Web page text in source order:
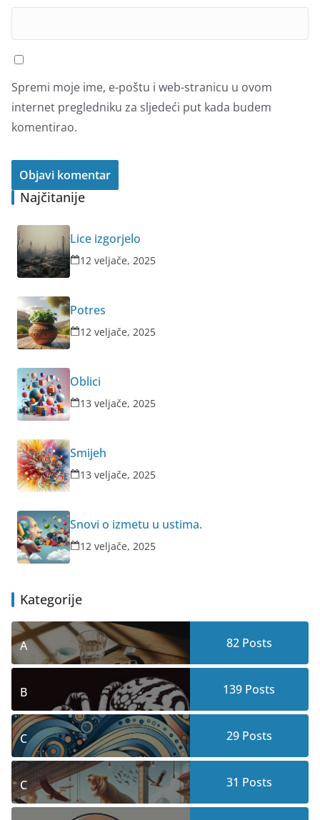
Spremi moje ime, e-poštu i web-stranicu u ovom
internet pregledniku za sljedeći put kada budem
komentirao.
Najčitanije
Lice izgorjelo
12 veljače, 2025
Potres
12 veljače, 2025
Oblici
13 veljače, 2025
Smijeh
13 veljače, 2025
Snovi o izmetu u ustima.
12 veljače, 2025
Kategorije
A 82Posts
B 139 Posts
C 29Posts
C 31 Posts